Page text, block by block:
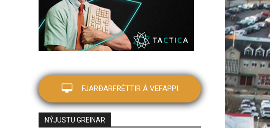
FJARÐARFRÉTTIR Á VEFAPPI
NÝJUSTU GREINAR